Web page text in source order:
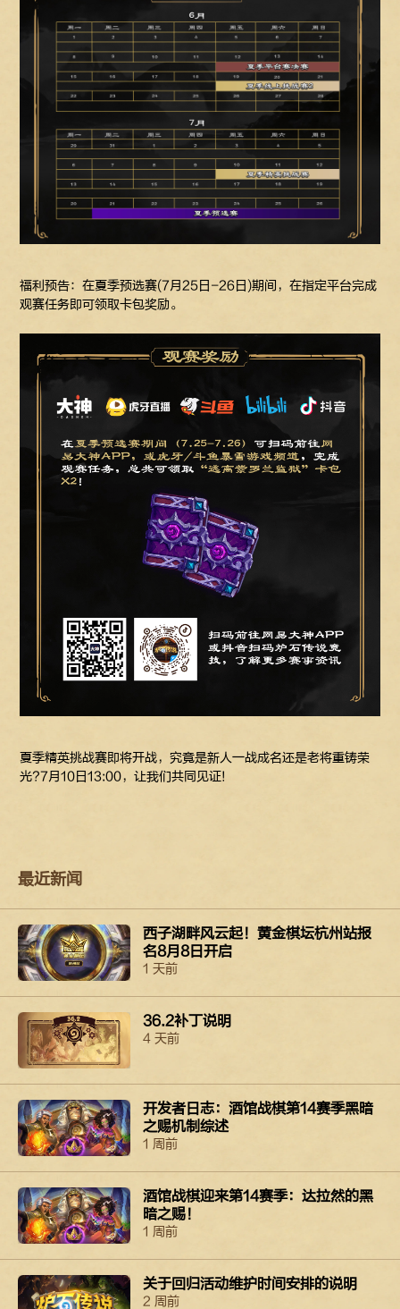
福利预告：在夏季预选赛(7月25日-26日)期间，在指定平台完成
观赛任务即可领取卡包奖励。
夏季精英挑战赛即将开战，究竟是新人一战成名还是老将重铸荣
光?7月10日13:00，让我们共同见证!
最近新闻
西子湖畔风云起！黄金棋坛杭州站报
名8月8日开启
1 天前
36.2补丁说明
4 天前
开发者日志：酒馆战棋第14赛季黑暗
之赐机制综述
1 周前
酒馆战棋迎来第14赛季：达拉然的黑
暗之赐！
1 周前
关于回归活动维护时间安排的说明
2 周前